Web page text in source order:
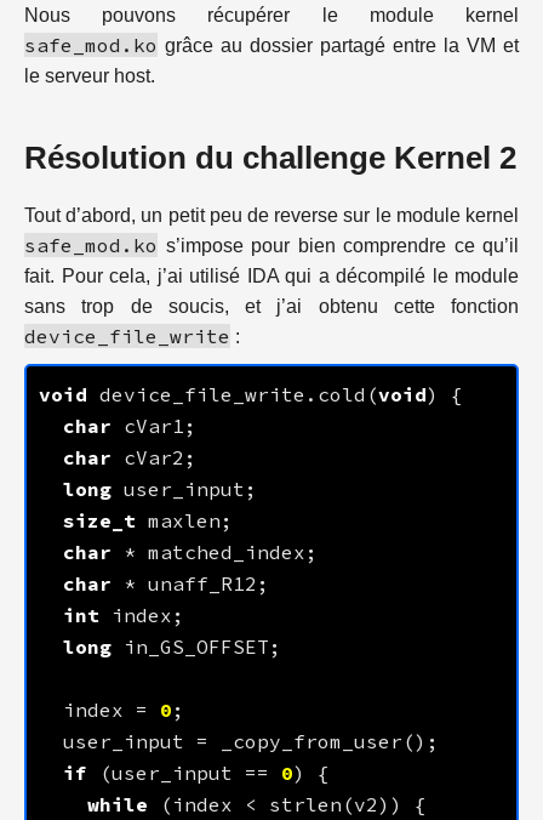
Nous pouvons récupérer le module kernel
safe_mod.ko grâce au dossier partagé entre la VM et
le serveur host.
Résolution du challenge Kernel 2
Tout d’abord, un petit peu de reverse sur le module kernel
safe_mod.ko s’impose pour bien comprendre ce qu’il
fait. Pour cela, j’ai utilisé IDA qui a décompilé le module
sans trop de soucis, et j’ai obtenu cette fonction
device_file_write :
void device_file_write.cold(void
char
char
long
size_t
char
char
int
long
  index =
0
if (user_input == 0
while